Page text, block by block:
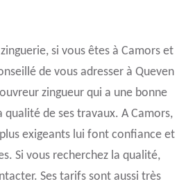
si vous êtes à Camors et
de vous adresser à Queven
zingueur qui a une bonne
de ses travaux. A Camors,
exigeants lui font confiance et
Si vous recherchez la qualité,
Ses tarifs sont aussi très